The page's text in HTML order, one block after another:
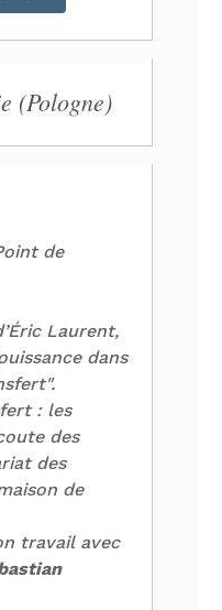
(Pologne)
de
Laurent,
dans
: les
des
des
de
travail avec